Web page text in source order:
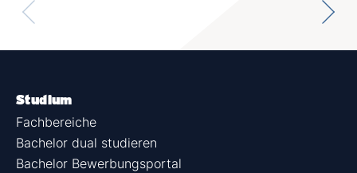
Studium
Fachbereiche
Bachelor dual studieren
Bachelor Bewerbungsportal